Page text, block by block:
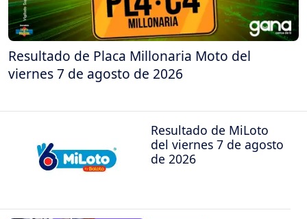
Resultado de Placa Millonaria Moto del
viernes 7 de agosto de 2026
Resultado de MiLoto
del viernes 7 de agosto
de 2026